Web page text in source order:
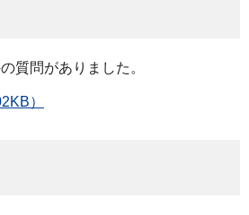
質問がありました。
）